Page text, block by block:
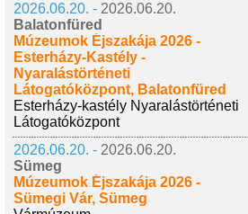
2026.06.20. - 2026.06.20.
Balatonfüred
Múzeumok Éjszakája 2026 -
Esterházy-Kastély -
Nyaralástörténeti
Látogatóközpont, Balatonfüred
Esterházy-kastély Nyaralástörténeti
Látogatóközpont
2026.06.20. - 2026.06.20.
Sümeg
Múzeumok Éjszakája 2026 -
Sümegi Vár, Sümeg